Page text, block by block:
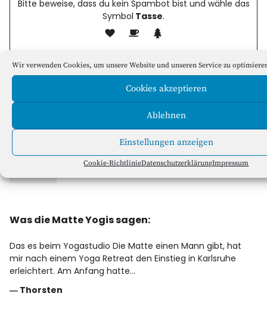
Wir verwenden Cookies, um unsere Website und unseren Service zu
Cookies akzeptieren
Ablehnen
Einstellungen anzeigen
Cookie-RichtlinieDatenschutzerklärungImpressum
Bitte beweise, dass du kein Spambot bist und wähle das
Symbol Tasse.
Ihre Nachricht und Ihre eingegebenen Daten werden zum
Zweck der Beantwortung der
Anfrage gespeichert. Mit der Nutzung des
Kontaktformulares stimmen Sie der Verarbeitung und
Speicherung Ihrer Daten zu. Zu unserer
Datenschutzerklärung
Was die Matte Yogis sagen:
Das es beim Yogastudio Die Matte einen Mann gibt, hat
mir nach einem Yoga Retreat den Einstieg in Karlsruhe
erleichtert. Am Anfang hatte…
― Thorsten